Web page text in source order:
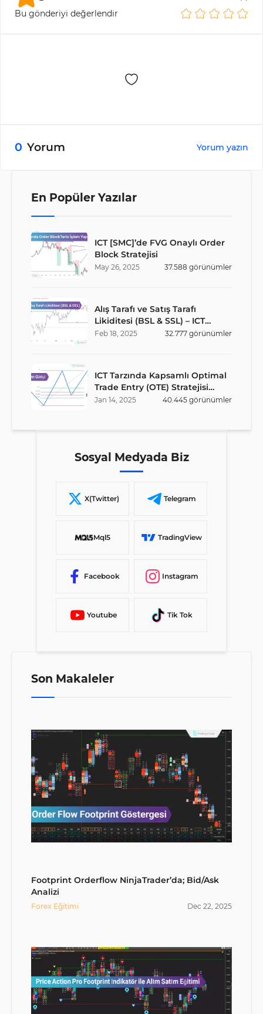
Bu gönderiyi değerlendir
0 Yorum Yorum yazın
En Popüler Yazılar
ICT [SMC]’de FVG Onaylı Order
Block Stratejisi
May 26, 2025 37.588 görünümler
Alış Tarafı ve Satış Tarafı
Likiditesi (BSL & SSL) – ICT
Stratejisi
Feb 18, 2025 32.777 görünümler
ICT Tarzında Kapsamlı Optimal
Trade Entry (OTE) Stratejisi
Rehberi
Jan 14, 2025 40.445 görünümler
Sosyal Medyada Biz
X(Twitter) Telegram
Mql5 TradingView
Facebook Instagram
Youtube Tik Tok
Son Makaleler
Footprint Orderflow NinjaTrader’da; Bid/Ask
Analizi
Forex Eğitimi Dec 22, 2025